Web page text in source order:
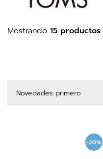
Mostrando 15 productos
-20%